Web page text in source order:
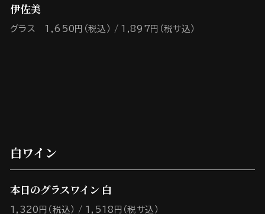
伊佐美
グラス 1,650円（税込） 1,897円（税サ込）
白ワイン
本日のグラスワイン 白
1,320円（税込） 1,518円（税サ込）